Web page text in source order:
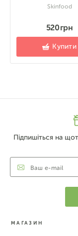
Skinfood
520 грн
Купити
Підпишіться на
МАГАЗИН